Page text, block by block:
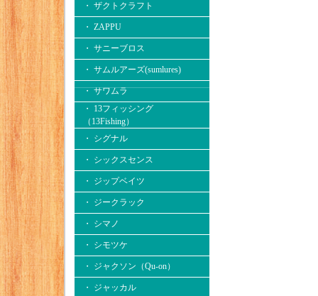
・ ザクトクラフト
・ ZAPPU
・ サニーブロス
・ サムルアーズ(sumlures)
・ サワムラ
・ 13フィッシング
（13Fishing）
・ シグナル
・ シックスセンス
・ ジップベイツ
・ ジークラック
・ シマノ
・ シモツケ
・ ジャクソン（Qu-on）
・ ジャッカル